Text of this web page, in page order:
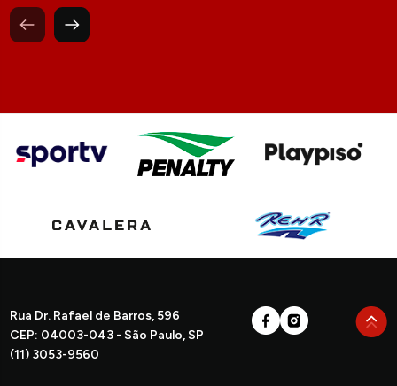
Rua Dr. Rafael de Barros, 596
CEP: 04003-043 - São Paulo, SP
(11) 3053-9560